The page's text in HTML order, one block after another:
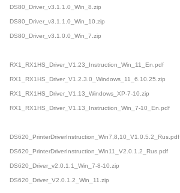
DS80_Driver_v3.1.1.0_Win_8.zip
DS80_Driver_v3.1.1.0_Win_10.zip
DS80_Driver_v3.1.0.0_Win_7.zip
RX1_RX1HS_Driver_V1.23_Instruction_Win_11_En.pdf
RX1_RX1HS_Driver_V1.2.3.0_Windows_11_6.10.25.zip
RX1_RX1HS_Driver_V1.13_Windows_XP-7-10.zip
RX1_RX1HS_Driver_V1.13_Instruction_Win_7-10_En.pdf
DS620_PrinterDriverInstruction_Win7,8,10_V1.0.5.2_Rus.pdf
DS620_PrinterDriverInstruction_Win11_V2.0.1.2_Rus.pdf
DS620_Driver_v2.0.1.1_Win_7-8-10.zip
DS620_Driver_V2.0.1.2_Win_11.zip